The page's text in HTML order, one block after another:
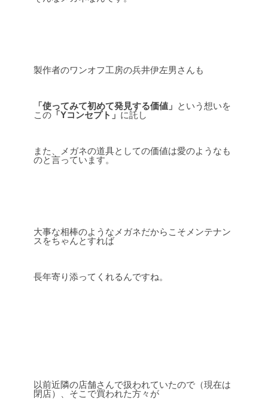
製作者のワンオフ工房の兵井伊左男さんも
「使ってみて初めて発見する価値」 という想いを
この 「Yコンセプト」 に託し
また、メガネの道具としての価値は愛のようなも
のと言っています。
大事な相棒のようなメガネだからこそメンテナン
スをちゃんとすれば
長年寄り添ってくれるんですね。
以前近隣の店舗さんで扱われていたので（現在は
閉店）、そこで買われた方々が